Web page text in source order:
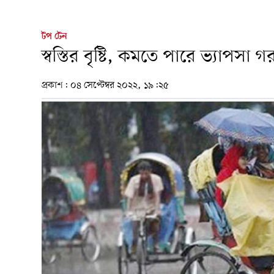
টপ টেন
স্বস্তির বৃষ্টি, কমতে পারে ভ্যাপসা
প্রকাশ: ০৪ সেপ্টেম্বর ২০২২, ১৯:২৫